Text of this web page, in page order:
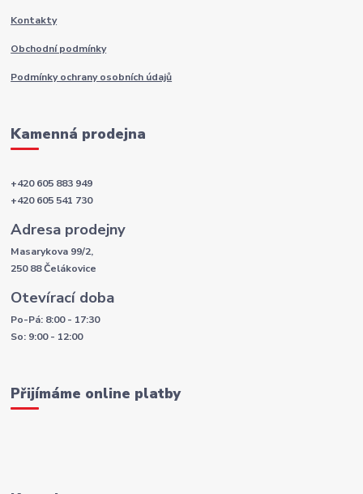
Kontakty
Obchodní podmínky
Podmínky ochrany osobních údajů
Kamenná prodejna
+420 605 883 949
+420 605 541 730
Adresa prodejny
Masarykova 99/2,
250 88 Čelákovice
Otevírací doba
Po-Pá: 8:00 - 17:30
So: 9:00 - 12:00
Přijímáme online platby